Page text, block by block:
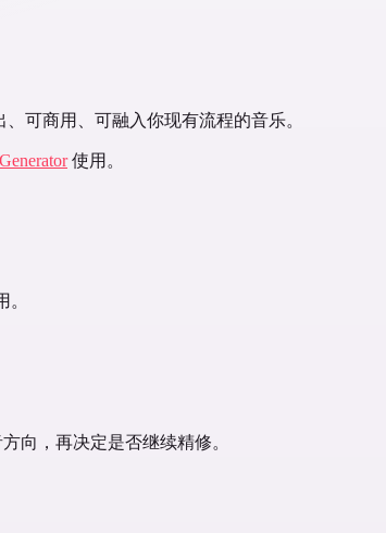
可商用、可融入你现有流程的音乐。
使用。
向，再决定是否继续精修。